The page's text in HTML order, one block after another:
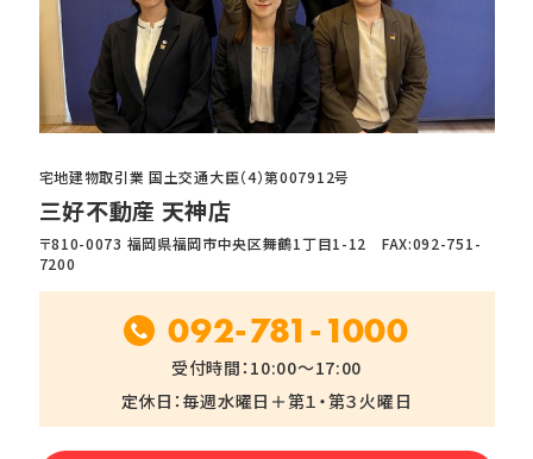
宅地建物取引業 国土交通大臣（4）第007912号
三好不動産 天神店
〒810-0073 福岡県福岡市中央区舞鶴1丁目1-12 FAX:092-751-
7200
092-781-1000
受付時間：10:00～17:00
定休日：毎週水曜日＋第１・第３火曜日